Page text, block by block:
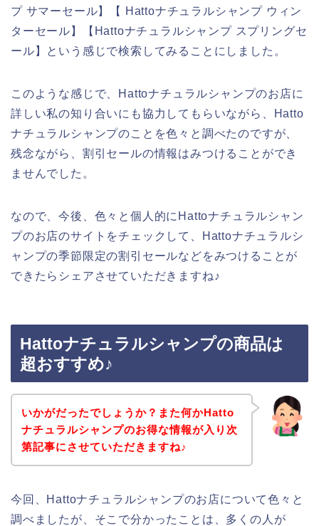
プ サマーセール】【 Hattoナチュラルシャンプ ウィン
ターセール】【Hattoナチュラルシャンプ スプリングセ
ール】という感じで検索してみることにしました。
このような感じで、Hattoナチュラルシャンプのお店に
詳しい私の知り合いにも協力してもらいながら、Hatto
ナチュラルシャンプのことを色々と調べたのですが、
残念ながら、割引セールの情報はみつけることができ
ませんでした。
なので、今後、色々と個人的にHattoナチュラルシャン
プのお店のサイトをチェックして、Hattoナチュラルシ
ャンプの季節限定の割引セールなどをみつけることが
できたらシェアさせていただきますね♪
Hattoナチュラルシャンプの商品は
超おすすめ♪
いかがだったでしょうか？また何かHatto
ナチュラルシャンプのお得な情報が入り次
第記事にさせていただきますね♪
今回、Hattoナチュラルシャンプのお店について色々と
調べましたが、そこで分かったことは、多くの人が